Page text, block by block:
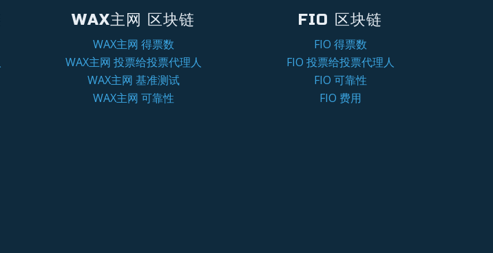
WAX主网 区块链
WAX主网 得票数
WAX主网 投票给投票代理人
WAX主网 基准测试
WAX主网 可靠性
FIO 区块链
FIO 得票数
FIO 投票给投票代理人
FIO 可靠性
FIO 费用